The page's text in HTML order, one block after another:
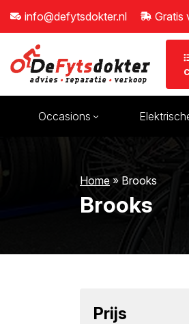
info@defytsdokter.nl Gratis
Occasions
Tassen/manden
Sloten
Home » Brooks
Brooks
Prijs